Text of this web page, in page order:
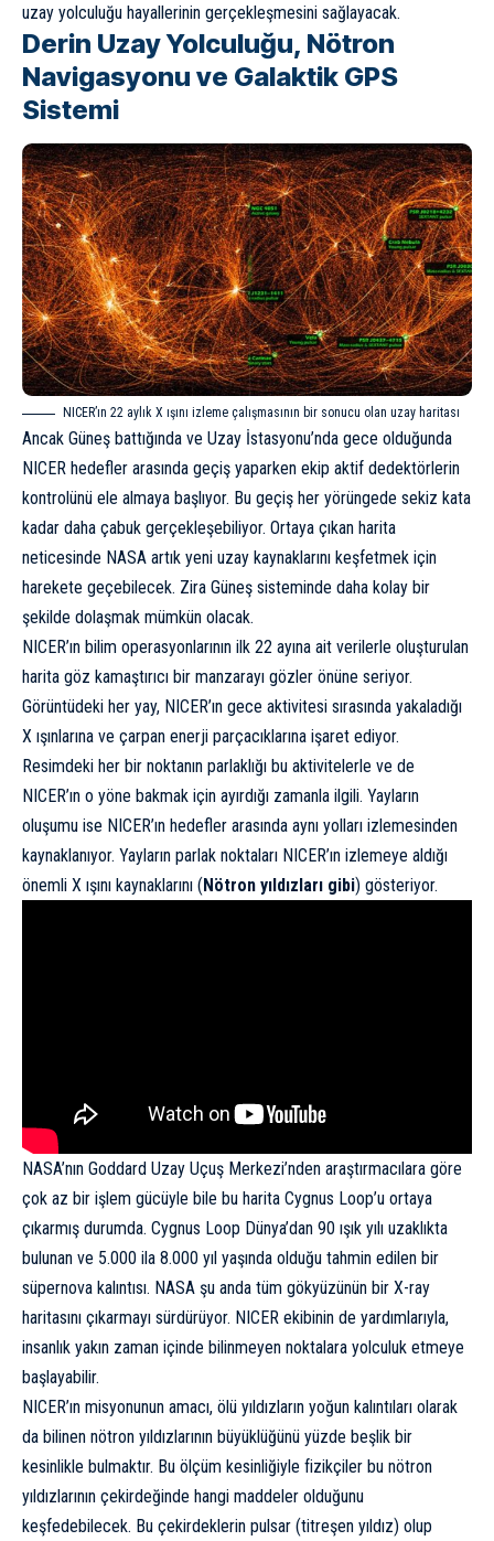
uzay yolculuğu hayallerinin gerçekleşmesini sağlayacak.
Derin Uzay Yolculuğu, Nötron
Navigasyonu ve Galaktik GPS
Sistemi
NICER’ın 22 aylık X ışını izleme çalışmasının bir sonucu olan uzay haritası
Ancak Güneş battığında ve Uzay İstasyonu’nda gece olduğunda
NICER hedefler arasında geçiş yaparken ekip aktif dedektörlerin
kontrolünü ele almaya başlıyor. Bu geçiş her yörüngede sekiz kata
kadar daha çabuk gerçekleşebiliyor. Ortaya çıkan harita
neticesinde NASA artık yeni uzay kaynaklarını keşfetmek için
harekete geçebilecek. Zira Güneş sisteminde daha kolay bir
şekilde dolaşmak mümkün olacak.
NICER’ın bilim operasyonlarının ilk 22 ayına ait verilerle oluşturulan
harita göz kamaştırıcı bir manzarayı gözler önüne seriyor.
Görüntüdeki her yay, NICER’ın gece aktivitesi sırasında yakaladığı
X ışınlarına ve çarpan enerji parçacıklarına işaret ediyor.
Resimdeki her bir noktanın parlaklığı bu aktivitelerle ve de
NICER’ın o yöne bakmak için ayırdığı zamanla ilgili. Yayların
oluşumu ise NICER’ın hedefler arasında aynı yolları izlemesinden
kaynaklanıyor. Yayların parlak noktaları NICER’ın izlemeye aldığı
önemli X ışını kaynaklarını (Nötron yıldızları gibi) gösteriyor.
NASA’nın Goddard Uzay Uçuş Merkezi’nden araştırmacılara göre
çok az bir işlem gücüyle bile bu harita Cygnus Loop’u ortaya
çıkarmış durumda. Cygnus Loop Dünya’dan 90 ışık yılı uzaklıkta
bulunan ve 5.000 ila 8.000 yıl yaşında olduğu tahmin edilen bir
süpernova kalıntısı. NASA şu anda tüm gökyüzünün bir X-ray
haritasını çıkarmayı sürdürüyor. NICER ekibinin de yardımlarıyla,
insanlık yakın zaman içinde bilinmeyen noktalara yolculuk etmeye
başlayabilir.
NICER’ın misyonunun amacı, ölü yıldızların yoğun kalıntıları olarak
da bilinen nötron yıldızlarının büyüklüğünü yüzde beşlik bir
kesinlikle bulmaktır. Bu ölçüm kesinliğiyle fizikçiler bu nötron
yıldızlarının çekirdeğinde hangi maddeler olduğunu
keşfedebilecek. Bu çekirdeklerin pulsar (titreşen yıldız) olup